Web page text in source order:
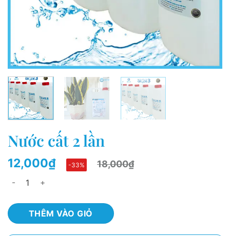
Nước cất 2 lần
12,000₫ -33% 18,000₫
Nước cất 2 lần quantity
THÊM VÀO GIỎ